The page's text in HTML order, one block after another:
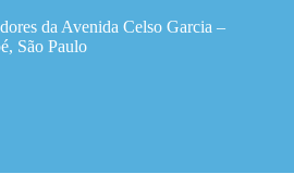
da Avenida Celso Garcia –
São Paulo